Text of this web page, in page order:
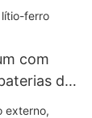
com
de
Sobre a